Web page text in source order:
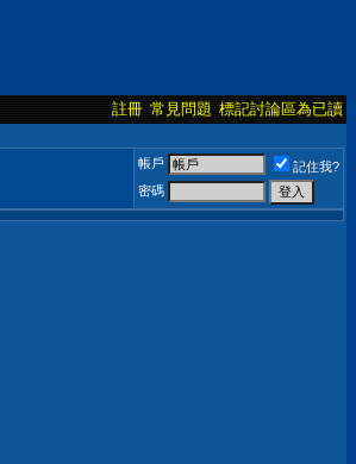
註冊 常見問題 標記討論區為已讀
帳戶
記住我?
密碼